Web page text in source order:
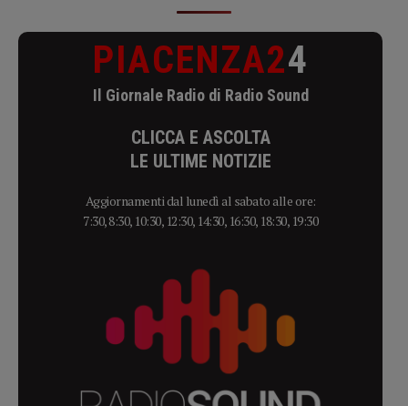
PIACENZA24
Il Giornale Radio di Radio Sound
CLICCA E ASCOLTA
LE ULTIME NOTIZIE
Aggiornamenti dal lunedì al sabato alle ore:
7:30, 8:30, 10:30, 12:30, 14:30, 16:30, 18:30, 19:30